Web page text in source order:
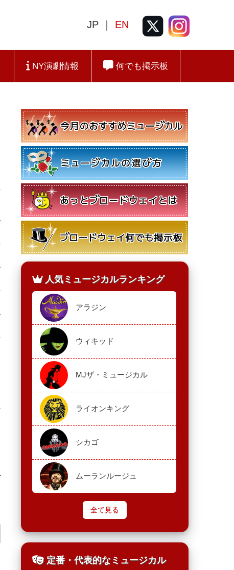
JP ｜ EN
NY演劇情報 何でも掲示板
人気ミュージカルランキング
アラジン
ウィキッド
MJザ・ミュージカル
ライオンキング
シカゴ
ムーランルージュ
全て見る
定番・代表的なミュージカル